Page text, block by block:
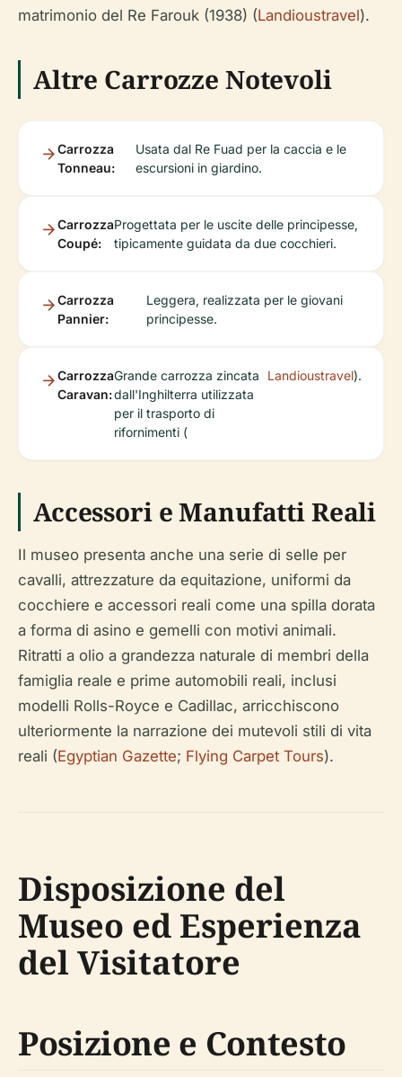
matrimonio del Re Farouk (1938) (Landioustravel).
Altre Carrozze Notevoli
Carrozza
Tonneau:
Usata dal Re Fuad per la caccia e le
escursioni in giardino.
Carrozza
Coupé:
Progettata per le uscite delle principesse,
tipicamente guidata da due cocchieri.
Carrozza
Pannier:
Leggera, realizzata per le giovani
principesse.
Carrozza
Caravan:
Grande carrozza zincata
dall'Inghilterra utilizzata
per il trasporto di
rifornimenti (
Landioustravel).
Accessori e Manufatti Reali
Il museo presenta anche una serie di selle per
cavalli, attrezzature da equitazione, uniformi da
cocchiere e accessori reali come una spilla dorata
a forma di asino e gemelli con motivi animali.
Ritratti a olio a grandezza naturale di membri della
famiglia reale e prime automobili reali, inclusi
modelli Rolls-Royce e Cadillac, arricchiscono
ulteriormente la narrazione dei mutevoli stili di vita
reali (Egyptian Gazette; Flying Carpet Tours).
Disposizione del
Museo ed Esperienza
del Visitatore
Posizione e Contesto